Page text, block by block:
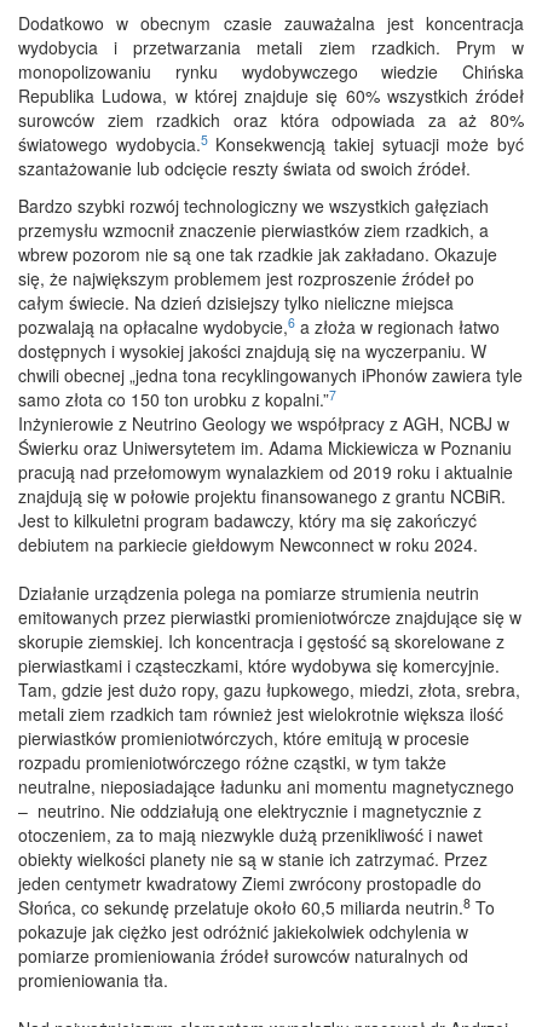
Dodatkowo w obecnym czasie zauważalna jest koncentracja
wydobycia i przetwarzania metali ziem rzadkich. Prym w
monopolizowaniu rynku wydobywczego wiedzie Chińska
Republika Ludowa, w której znajduje się 60% wszystkich źródeł
surowców ziem rzadkich oraz która odpowiada za aż 80%
światowego wydobycia.5Konsekwencją takiej sytuacji może być
szantażowanie lub odcięcie reszty świata od swoich źródeł.
Bardzo szybki rozwój technologiczny we wszystkich gałęziach
przemysłu wzmocnił znaczenie pierwiastków ziem rzadkich, a
wbrew pozorom nie są one tak rzadkie jak zakładano. Okazuje
się, że największym problemem jest rozproszenie źródeł po
całym świecie. Na dzień dzisiejszy tylko nieliczne miejsca
pozwalają na opłacalne wydobycie,6 a złoża w regionach łatwo
dostępnych i wysokiej jakości znajdują się na wyczerpaniu. W
chwili obecnej „jedna tona recyklingowanych iPhonów zawiera tyle
samo złota co 150 ton urobku z kopalni.”7
Inżynierowie z Neutrino Geology we współpracy z AGH, NCBJ w
Świerku oraz Uniwersytetem im. Adama Mickiewicza w Poznaniu
pracują nad przełomowym wynalazkiem od 2019 roku i aktualnie
znajdują się w połowie projektu finansowanego z grantu NCBiR.
Jest to kilkuletni program badawczy, który ma się zakończyć
debiutem na parkiecie giełdowym Newconnect w roku 2024.
Działanie urządzenia polega na pomiarze strumienia neutrin
emitowanych przez pierwiastki promieniotwórcze znajdujące się w
skorupie ziemskiej. Ich koncentracja i gęstość są skorelowane z
pierwiastkami i cząsteczkami, które wydobywa się komercyjnie.
Tam, gdzie jest dużo ropy, gazu łupkowego, miedzi, złota, srebra,
metali ziem rzadkich tam również jest wielokrotnie większa ilość
pierwiastków promieniotwórczych, które emitują w procesie
rozpadu promieniotwórczego różne cząstki, w tym także
neutralne, nieposiadające ładunku ani momentu magnetycznego
– neutrino. Nie oddziałują one elektrycznie i magnetycznie z
otoczeniem, za to mają niezwykle dużą przenikliwość i nawet
obiekty wielkości planety nie są w stanie ich zatrzymać. Przez
jeden centymetr kwadratowy Ziemi zwrócony prostopadle do
Słońca, co sekundę przelatuje około 60,5 miliarda neutrin.8 To
pokazuje jak ciężko jest odróżnić jakiekolwiek odchylenia w
pomiarze promieniowania źródeł surowców naturalnych od
promieniowania tła.